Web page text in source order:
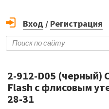
Вход / Регистрация
2-912-D05 (черный)
Flash с флисовым
28-31